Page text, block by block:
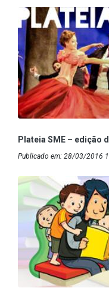
Plateia SME – edição
Publicado em: 28/03/2016